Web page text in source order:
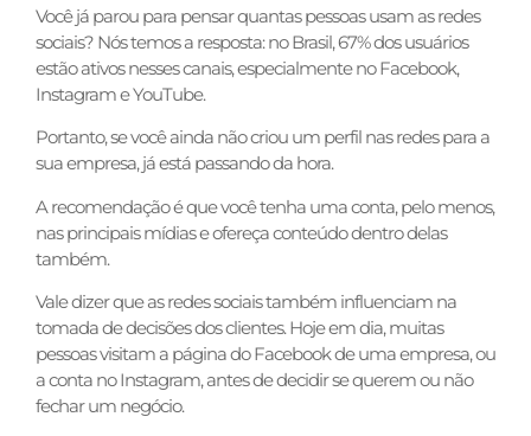
Você já parou para pensar quantas pessoas usam as redes
sociais? Nós temos a resposta: no Brasil, 67% dos usuários
estão ativos nesses canais, especialmente no Facebook,
Instagram e YouTube.
Portanto, se você ainda não criou um perfil nas redes para a
sua empresa, já está passando da hora.
A recomendação é que você tenha uma conta, pelo menos,
nas principais mídias e ofereça conteúdo dentro delas
também.
Vale dizer que as redes sociais também influenciam na
tomada de decisões dos clientes. Hoje em dia, muitas
pessoas visitam a página do Facebook de uma empresa, ou
a conta no Instagram, antes de decidir se querem ou não
fechar um negócio.